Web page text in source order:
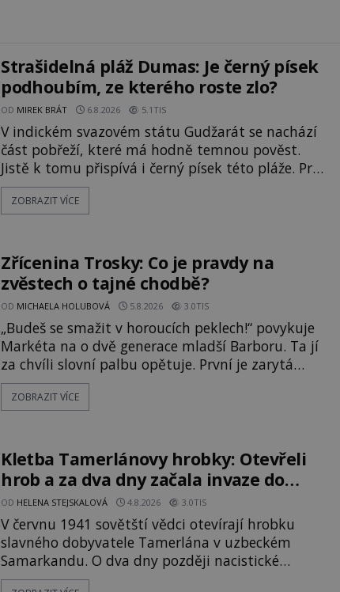
Strašidelná pláž Dumas: Je černý písek
podhoubím, ze kterého roste zlo?
OD MIREK BRÁT 6.8.2026 5.1TIS
V indickém svazovém státu Gudžarát se nachází
část pobřeží, které má hodně temnou pověst.
Jistě k tomu přispívá i černý písek této pláže. Proč
má pláž takové netypické zbarvení? Nakolik jsou
pravdivé historky, že zde došlo k
pláž Dumas ve městě Surat. Gu
ZOBRAZIT VÍCE
Zřícenina Trosky: Co je pravdy na
zvěstech o tajné chodbě?
OD MICHAELA HOLUBOVÁ 5.8.2026 3.0TIS
„Budeš se smažit v horoucích peklech!“ povykuje
Markéta na o dvě generace mladší Barboru. Ta jí
za chvíli slovní palbu opětuje. První je zarytá
katolička, druhá přesvědčená kališnice. A každá z
nich se usídlí na jedné z věží slavného hradu
manželku má skutečně jistou
ZOBRAZIT VÍCE
Kletba Tamerlánovy hrobky: Otevřeli
hrob a za dva dny začala invaze do
SSSR. Náhoda, nebo varování?
OD HELENA STEJSKALOVÁ 4.8.2026 3.0TIS
V červnu 1941 sovětští vědci otevírají hrobku
slavného dobyvatele Tamerlána v uzbeckém
Samarkandu. O dva dny později nacistické
Německo zahajuje operaci Barbarossa a napadá